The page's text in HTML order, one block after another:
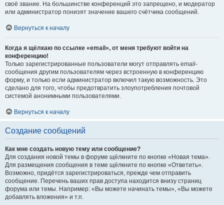
своё звание. На большинстве конференций это запрещено, и модератор
или администратор понизят значение вашего счётчика сообщений.
Вернуться к началу
Когда я щёлкаю по ссылке «email», от меня требуют войти на
конференцию!
Только зарегистрированные пользователи могут отправлять email-
сообщения другим пользователям через встроенную в конференцию
форму, и только если администратор включил такую возможность. Это
сделано для того, чтобы предотвратить злоупотребления почтовой
системой анонимными пользователями.
Вернуться к началу
Создание сообщений
Как мне создать новую тему или сообщение?
Для создания новой темы в форуме щёлкните по кнопке «Новая тема».
Для размещения сообщения в теме щёлкните по кнопке «Ответить».
Возможно, придётся зарегистрироваться, прежде чем отправить
сообщение. Перечень ваших прав доступа находится внизу страниц
форума или темы. Например: «Вы можете начинать темы», «Вы можете
добавлять вложения» и т.п.